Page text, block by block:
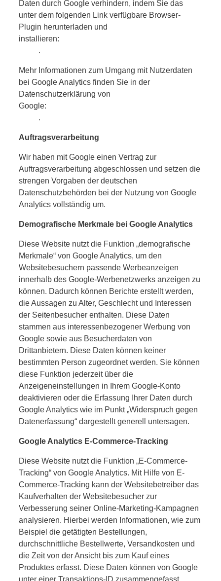
Daten durch Google verhindern, indem Sie das
unter dem folgenden Link verfügbare Browser-
Plugin herunterladen und
installieren:
.
Mehr Informationen zum Umgang mit Nutzerdaten
bei Google Analytics finden Sie in der
Datenschutzerklärung von
Google:
.
Auftragsverarbeitung
Wir haben mit Google einen Vertrag zur
Auftragsverarbeitung abgeschlossen und setzen die
strengen Vorgaben der deutschen
Datenschutzbehörden bei der Nutzung von Google
Analytics vollständig um.
Demografische Merkmale bei Google Analytics
Diese Website nutzt die Funktion „demografische
Merkmale“ von Google Analytics, um den
Websitebesuchern passende Werbeanzeigen
innerhalb des Google-Werbenetzwerks anzeigen zu
können. Dadurch können Berichte erstellt werden,
die Aussagen zu Alter, Geschlecht und Interessen
der Seitenbesucher enthalten. Diese Daten
stammen aus interessenbezogener Werbung von
Google sowie aus Besucherdaten von
Drittanbietern. Diese Daten können keiner
bestimmten Person zugeordnet werden. Sie können
diese Funktion jederzeit über die
Anzeigeneinstellungen in Ihrem Google-Konto
deaktivieren oder die Erfassung Ihrer Daten durch
Google Analytics wie im Punkt „Widerspruch gegen
Datenerfassung“ dargestellt generell untersagen.
Google Analytics E-Commerce-Tracking
Diese Website nutzt die Funktion „E-Commerce-
Tracking“ von Google Analytics. Mit Hilfe von E-
Commerce-Tracking kann der Websitebetreiber das
Kaufverhalten der Websitebesucher zur
Verbesserung seiner Online-Marketing-Kampagnen
analysieren. Hierbei werden Informationen, wie zum
Beispiel die getätigten Bestellungen,
durchschnittliche Bestellwerte, Versandkosten und
die Zeit von der Ansicht bis zum Kauf eines
Produktes erfasst. Diese Daten können von Google
unter einer Transaktions-ID zusammengefasst